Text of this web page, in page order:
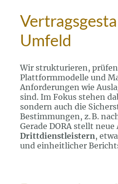
Umfeld
Wir strukturieren,
Plattformmodelle und
Anforderungen wie
sind. Im Fokus stehen
sondern auch die
Bestimmungen, z. B.
Gerade DORA stellt
Drittdienstleistern,
und einheitlicher